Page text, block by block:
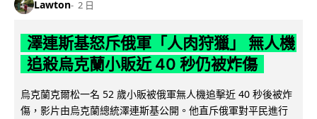
Lawton 2 日
澤連斯基怒斥俄軍「人肉狩獵」 無人機
追殺烏克蘭小販近 40 秒仍被炸傷
烏克蘭克爾松一名 52 歲小販被俄軍無人機追擊近 40 秒後被炸
傷，影片由烏克蘭總統澤連斯基公開。他直斥俄軍對平民進行